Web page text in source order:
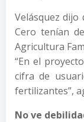
Velásquez
Cero tenían
Agricultura
“En el
cifra de
fertilizantes”,
No ve